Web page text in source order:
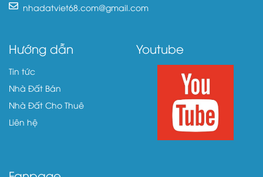
nhadatviet68.com@gmail.com
Hướng dẫn
Tin tức
Nhà Đất Bán
Nhà Đất Cho Thuê
Liên hệ
Youtube